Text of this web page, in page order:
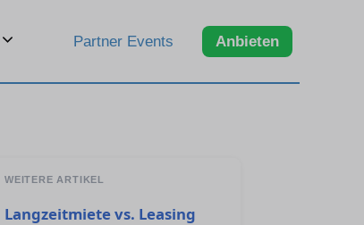
Partner Events Anbieten
WEITERE ARTIKEL
Langzeitmiete vs. Leasing